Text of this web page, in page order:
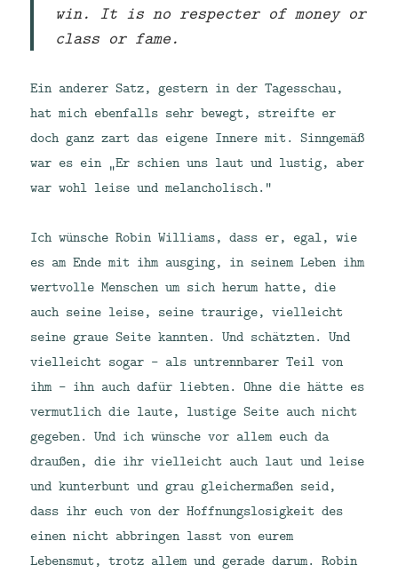
win. It is no respecter of money or
class or fame.
Ein anderer Satz, gestern in der Tagesschau,
hat mich ebenfalls sehr bewegt, streifte er
doch ganz zart das eigene Innere mit. Sinngemäß
war es ein „Er schien uns laut und lustig, aber
war wohl leise und melancholisch.“
Ich wünsche Robin Williams, dass er, egal, wie
es am Ende mit ihm ausging, in seinem Leben ihm
wertvolle Menschen um sich herum hatte, die
auch seine leise, seine traurige, vielleicht
seine graue Seite kannten. Und schätzten. Und
vielleicht sogar – als untrennbarer Teil von
ihm – ihn auch dafür liebten. Ohne die hätte es
vermutlich die laute, lustige Seite auch nicht
gegeben. Und ich wünsche vor allem euch da
draußen, die ihr vielleicht auch laut und leise
und kunterbunt und grau gleichermaßen seid,
dass ihr euch von der Hoffnungslosigkeit des
einen nicht abbringen lasst von eurem
Lebensmut, trotz allem und gerade darum. Robin